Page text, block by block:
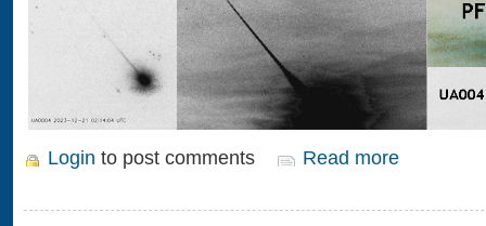
Login to post comments Read more